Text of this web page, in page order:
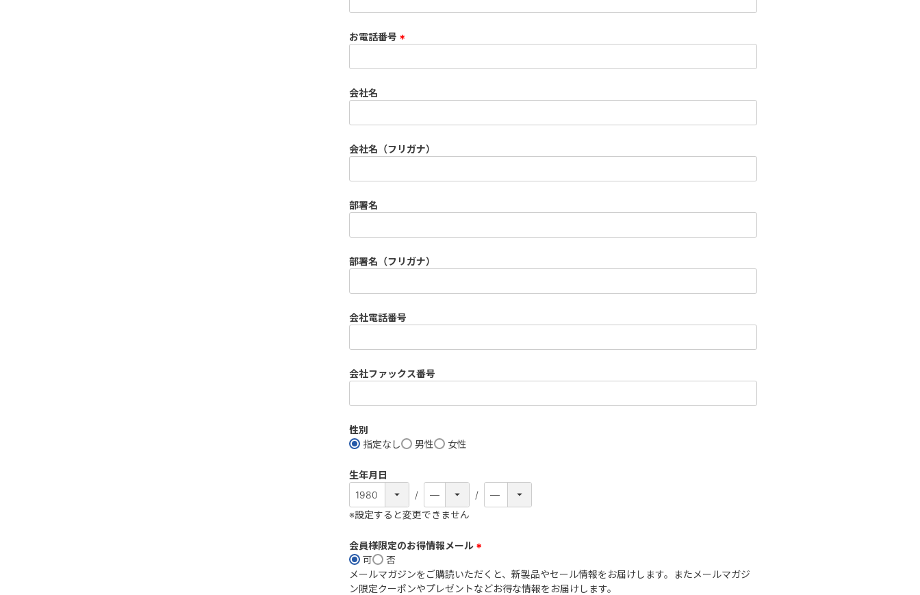
お電話番号
必
)
会社名
会社名（フリガナ）
部署名
部署名（フリガナ）
会社電話番号
会社ファックス番号
性別
指定なし
男性 女性
生年月日
※設定すると変更できません
会員様限定のお得情報メール
必
須
可
否
メールマガジンをご購読いただくと、新製品やセール情報をお届けします。またメールマガジ
ン限定クーポンやプレゼントなどお得な情報をお届けします。